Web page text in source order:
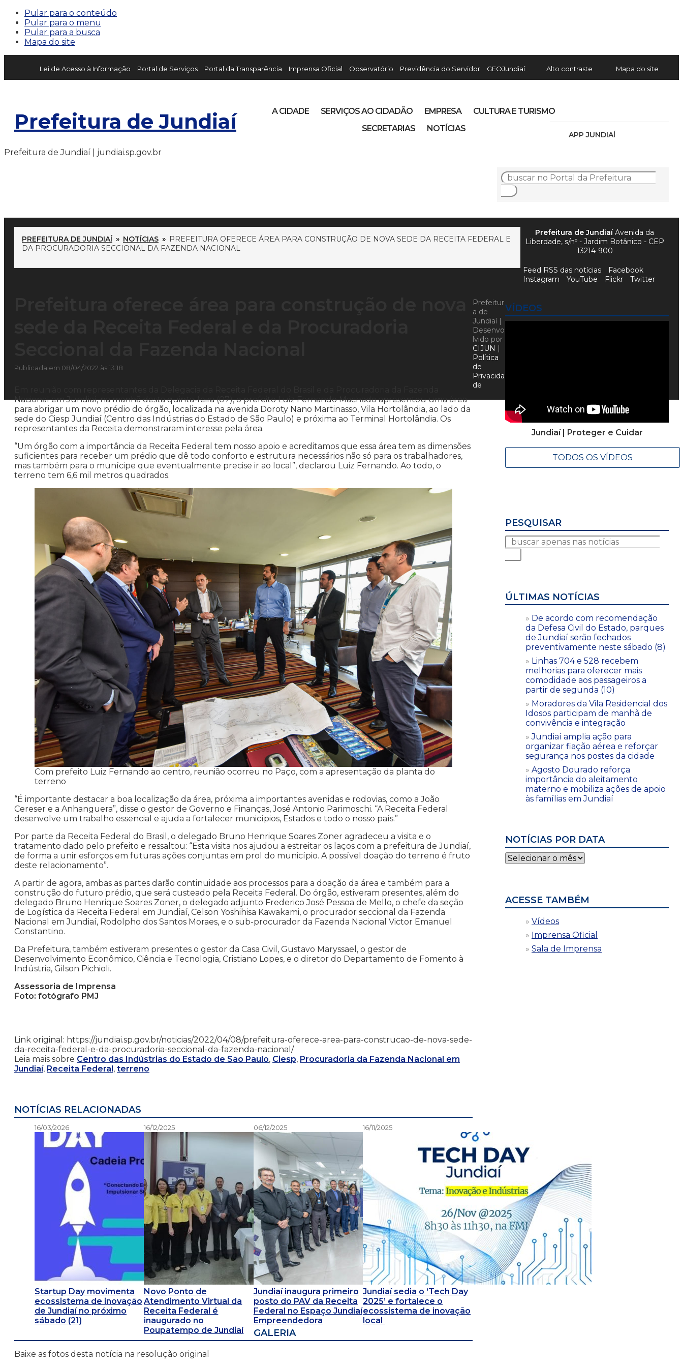
Pular para o conteúdo
Pular para o menu
Pular para a busca
Mapa do site
Lei de Acesso à Informação Portal de Serviços Portal da Transparência Imprensa Oficial Observatório Previdência do Servidor GEOJundiaí Alto contraste Mapa do site
Prefeitura de Jundiaí
APP JUNDIAÍ
A CIDADE SERVIÇOS AO CIDADÃO EMPRESA
CULTURA E TURISMO
SECRETARIAS
NOTÍCIAS
Prefeitura de Jundiaí | jundiai.sp.gov.br
PREFEITURA DE JUNDIAÍ » NOTÍCIAS » PREFEITURA OFERECE ÁREA PARA CONSTRUÇÃO DE NOVA SEDE DA RECEITA FEDERAL E
DA PROCURADORIA SECCIONAL DA FAZENDA NACIONAL
Publicada em 08/04/2022 às 13:18
Nacional em Jundiaí, na manhã desta quinta-feira (07), o prefeito Luiz Fernando Machado apresentou uma área
para abrigar um novo prédio do órgão, localizada na avenida Doroty Nano Martinasso, Vila Hortolândia, ao lado da
sede do Ciesp Jundiaí (Centro das Indústrias do Estado de São Paulo) e próxima ao Terminal Hortolândia. Os
representantes da Receita demonstraram interesse pela área.
“Um órgão com a importância da Receita Federal tem nosso apoio e acreditamos que essa área tem as dimensões
suficientes para receber um prédio que dê todo conforto e estrutura necessários não só para os trabalhadores,
mas também para o munícipe que eventualmente precise ir ao local”, declarou Luiz Fernando. Ao todo, o
terreno tem 6,6 mil metros quadrados.
Com prefeito Luiz Fernando ao centro, reunião ocorreu no Paço, com a apresentação da planta do
terreno
“É importante destacar a boa localização da área, próxima a importantes avenidas e rodovias, como a João
Cereser e a Anhanguera”, disse o gestor de Governo e Finanças, José Antonio Parimoschi. “A Receita Federal
desenvolve um trabalho essencial e ajuda a fortalecer municípios, Estados e todo o nosso país.”
Por parte da Receita Federal do Brasil, o delegado Bruno Henrique Soares Zoner agradeceu a visita e o
tratamento dado pelo prefeito e ressaltou: “Esta visita nos ajudou a estreitar os laços com a prefeitura de Jundiaí,
de forma a unir esforços em futuras ações conjuntas em prol do município. A possível doação do terreno é fruto
deste relacionamento”.
A partir de agora, ambas as partes darão continuidade aos processos para a doação da área e também para a
construção do futuro prédio, que será custeado pela Receita Federal. Do órgão, estiveram presentes, além do
delegado Bruno Henrique Soares Zoner, o delegado adjunto Frederico José Pessoa de Mello, o chefe da seção
de Logística da Receita Federal em Jundiaí, Celson Yoshihisa Kawakami, o procurador seccional da Fazenda
Nacional em Jundiaí, Rodolpho dos Santos Moraes, e o sub-procurador da Fazenda Nacional Victor Emanuel
Constantino.
Da Prefeitura, também estiveram presentes o gestor da Casa Civil, Gustavo Maryssael, o gestor de
Desenvolvimento Econômico, Ciência e Tecnologia, Cristiano Lopes, e o diretor do Departamento de Fomento à
Indústria, Gilson Pichioli.
Assessoria de Imprensa
Foto: fotógrafo PMJ
Link original: https://jundiai.sp.gov.br/noticias/2022/04/08/prefeitura-oferece-area-para-construcao-de-nova-sede-
da-receita-federal-e-da-procuradoria-seccional-da-fazenda-nacional/
Leia mais sobre Centro das Indústrias do Estado de São Paulo, Ciesp, Procuradoria da Fazenda Nacional em
Jundiaí, Receita Federal, terreno
NOTÍCIAS RELACIONADAS
16/03/2026
Startup Day movimenta
ecossistema de inovação
de Jundiaí no próximo
sábado (21)
16/12/2025
Novo Ponto de
Atendimento Virtual da
Receita Federal é
inaugurado no
Poupatempo de Jundiaí
06/12/2025
Jundiaí inaugura primeiro
posto do PAV da Receita
Federal no Espaço Jundiaí
Empreendedora
16/11/2025
Jundiaí sedia o ‘Tech Day
2025’ e fortalece o
ecossistema de inovação
local
GALERIA
Baixe as fotos desta notícia na resolução original
VÍDEOS
Jundiaí | Proteger e Cuidar
TODOS OS VÍDEOS
PESQUISAR
ÚLTIMAS NOTÍCIAS
De acordo com recomendação
da Defesa Civil do Estado, parques
de Jundiaí serão fechados
preventivamente neste sábado (8)
Linhas 704 e 528 recebem
melhorias para oferecer mais
comodidade aos passageiros a
partir de segunda (10)
Moradores da Vila Residencial dos
Idosos participam de manhã de
convivência e integração
Jundiaí amplia ação para
organizar fiação aérea e reforçar
segurança nos postes da cidade
Agosto Dourado reforça
importância do aleitamento
materno e mobiliza ações de apoio
às famílias em Jundiaí
NOTÍCIAS POR DATA
Notícias
por
ACESSE TAMBÉM
Vídeos
Imprensa Oficial
Sala de Imprensa
Prefeitura de JundiaíAvenida da
Liberdade, s/nº - Jardim Botânico - CEP
13214-900
Feed RSS das notícias
Facebook
Instagram
YouTube Flickr Twitter
Prefeitur
a de
Jundiaí |
Desenvo
lvido por
CIJUN |
Política
de
Privacida
de